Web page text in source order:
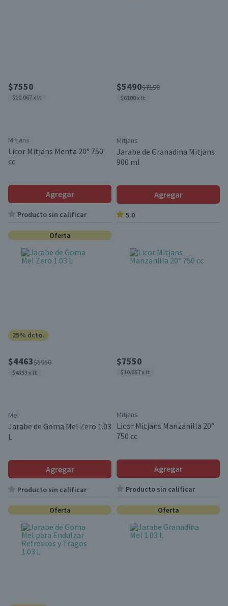
$7550
$10.067 x lt
Mitjans
Licor Mitjans Menta 20° 750
cc
Agregar
Producto sin calificar
$5490$7150
$6100 x lt
Mitjans
Jarabe de Granadina Mitjans
900 ml
Agregar
5.0
Oferta
25% dcto.
$4463$5950
$4333 x lt
Mel
Jarabe de Goma Mel Zero 1.03
L
Agregar
Producto sin calificar
$7550
$10.067 x lt
Mitjans
Licor Mitjans Manzanilla 20°
750 cc
Agregar
Producto sin calificar
Oferta Oferta